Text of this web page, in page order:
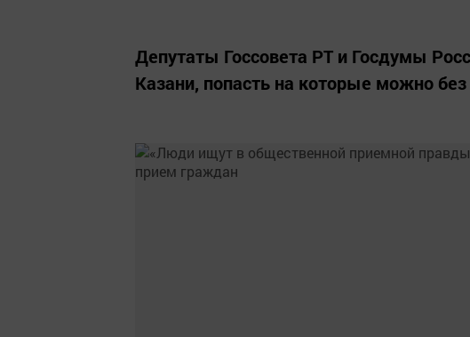
Депутаты Госсовета РТ и Госдумы
Казани, попасть на которые можно